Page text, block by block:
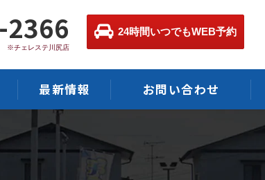
※チェレステ川尻店
24時間いつでもWEB予約
最新情報 お問い合わせ